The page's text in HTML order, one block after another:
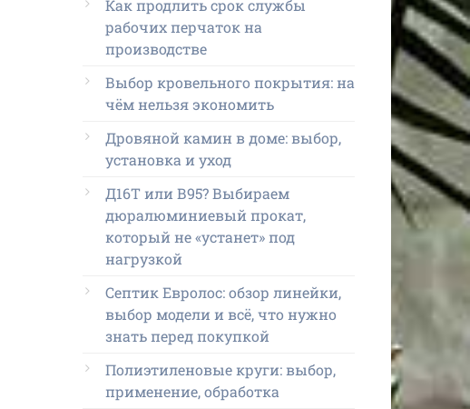
Как продлить срок службы
рабочих перчаток на
производстве
Выбор кровельного покрытия: на
чём нельзя экономить
Дровяной камин в доме: выбор,
установка и уход
Д16Т или В95? Выбираем
дюралюминиевый прокат,
который не «устанет» под
нагрузкой
Септик Евролос: обзор линейки,
выбор модели и всё, что нужно
знать перед покупкой
Полиэтиленовые круги: выбор,
применение, обработка